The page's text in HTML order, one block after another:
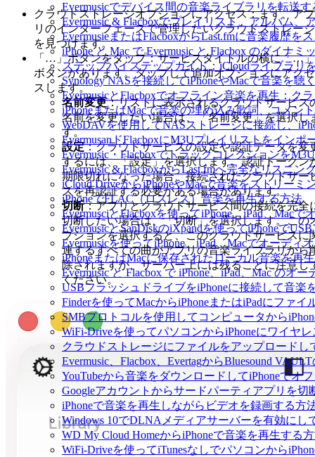
Evermusicでデバイス間の音楽ライブラリを転送
Evermusic & Flacboxでプレイリスト、アルバム
EvermusieまたはFlacboxからLast.fmに音楽履歴を
iPhone と Mac で Evermusic と Flacbox のダイナ
ステップバイステップガイド：iCloudライブラリ
Synology NASを接続してiPhoneやMacで音楽を聴
EvermusicとFlacboxでオフライン音楽を再生：ク
iPhoneまたはMacで音楽の埋め込み歌詞、コメン
WebDAVを使用してNASストレージに接続し、
EvermusanドFlacboxにM3Uプレイリストをインポ
Evermusic・Flacboxでトラックコレクションを
Evermusic & FlacboxからLast.fmへ完全なリスニン
iCloud DriveからiPhoneやMacで音楽をストリーミ
iPhoneでFLAC（ロスレス）音楽を再生する方法
EvermusciとFlacboxを使ってiPhone、iPad、Mac
EvermusicとSanDiskのiXpandを使ってiPhoneで
Evermusicを使ってiPhone、iPad、Macでオーディ
iPhoneまたはMacに保存されたローカル音楽を再
Evermusic と Flacbox で iPhone、iPad、Mac のオ
USBフラッシュドライブをiPhoneに接続して音楽
Finderを使ってMacからiPhoneまたはiPadにファイ
SMBプロトコルを使用してコンピュータから
WiFi-Driveを使ってパソコンからiPhoneにワイヤ
クラウドストレージにファイルをアップロードし
Evermusic、Flacbox、EvertagからBluesound
YouTubeから音楽をダウンロードしてiPhoneでオ
Googleアカウントからサードパーティアプリを切
iPhoneで音楽を再生しながらビデオを録画する方
Windows 10でDLNAメディアサーバーを有効にし
WD My Cloud HomeからiPhoneで音楽を再生する
WiFi-Driveを使ってiTunesなしでパソコンから
クラウドストレージオプションにアクセス：まず、アプ
リのインターフェースで管理したいクラウドストレージ
を見つけます。
「…」ボタンをタップ：サービスタイトルの横に「…」
ボタンがあります。タップして追加オプションにアクセ
スします。
名前変更：リストに表示されるクラウドサービス
名前を変更したい場合は、「名前変更」を選択し
す。
設定：クラウドサービスの設定や認証データを変
するには、「設定」を選択します。認証トークン
期限切れになった場合、接続されたクラウドサー
スを再認証する必要がある場合があります。
切断：アプリとクラウドサービス間の接続を完全
切断したい場合は、「切断」を選択します。この
プションを選択すると、このクラウドサービスに
連するすべての曲がアプリの音楽ライブラリから
除されますが、サーバー上には残ることに注意し
ください。